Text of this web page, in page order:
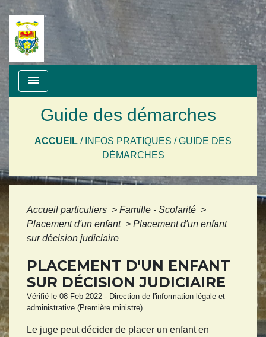
menu
Guide des démarches
ACCUEIL / INFOS PRATIQUES /GUIDE DES
DÉMARCHES
Accueil particuliers > Famille - Scolarité >
Placement d'un enfant > Placement d'un enfant
sur décision judiciaire
PLACEMENT D'UN ENFANT
SUR DÉCISION JUDICIAIRE
Vérifié le 08 Feb 2022 - Direction de l'information légale et
administrative (Première ministre)
Le juge peut décider de placer un enfant en